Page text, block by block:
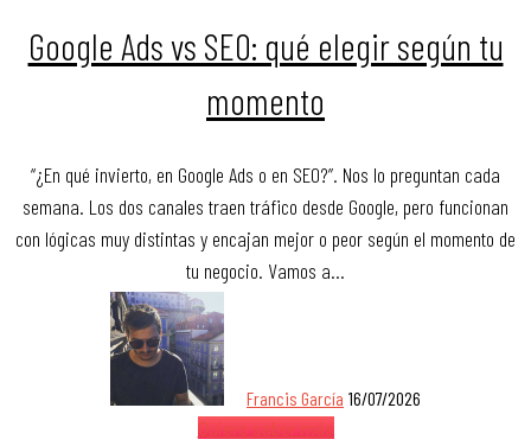
Google Ads vs SEO: qué elegir según tu
momento
“¿En qué invierto, en Google Ads o en SEO?”. Nos lo preguntan cada
semana. Los dos canales traen tráfico desde Google, pero funcionan
con lógicas muy distintas y encajan mejor o peor según el momento de
tu negocio. Vamos a…
Francis García 16/07/2026
Quiero saber más